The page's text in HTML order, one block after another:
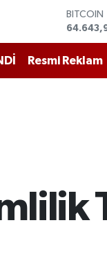
DOLAR
EURO
55,0250
Resmi Reklam